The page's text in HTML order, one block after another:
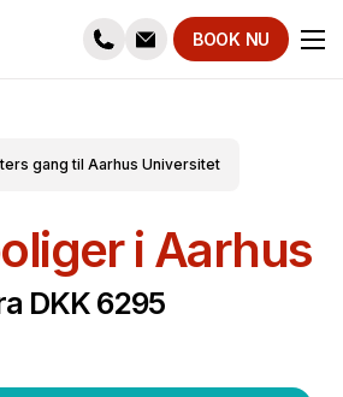
BOOK NU
gang til Aarhus Universitet
i Aarhus
DKK 6295